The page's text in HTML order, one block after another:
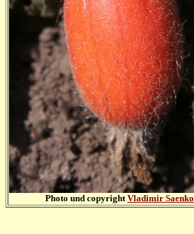
Photo und copyrightVladimir Saenko